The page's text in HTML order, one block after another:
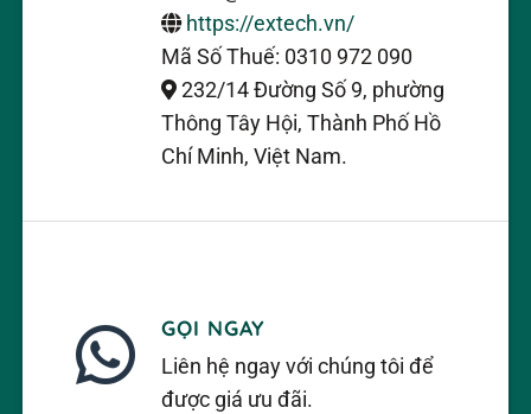
https://extech.vn/
Mã Số Thuế: 0310 972 090
232/14 Đường Số 9, phường
Thông Tây Hội, Thành Phố Hồ
Chí Minh, Việt Nam.
GỌI NGAY
Liên hệ ngay với chúng tôi để
được giá ưu đãi.